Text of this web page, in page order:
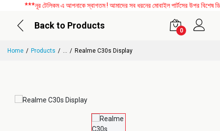
***নূর টেলিকম এ আপনাকে স্বাগতম ! আমাদের সব ধরনের মোবাইল পার্টসের উপর বিশেষ
Back to Products
0
Home Products ... Realme C30s Display